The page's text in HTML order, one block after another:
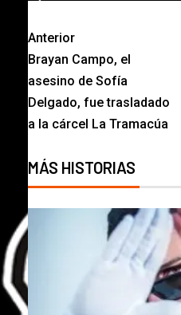
Anterior
Brayan Campo, el
asesino de Sofía
Delgado, fue trasladado
a la cárcel La Tramacúa
MÁS HISTORIAS